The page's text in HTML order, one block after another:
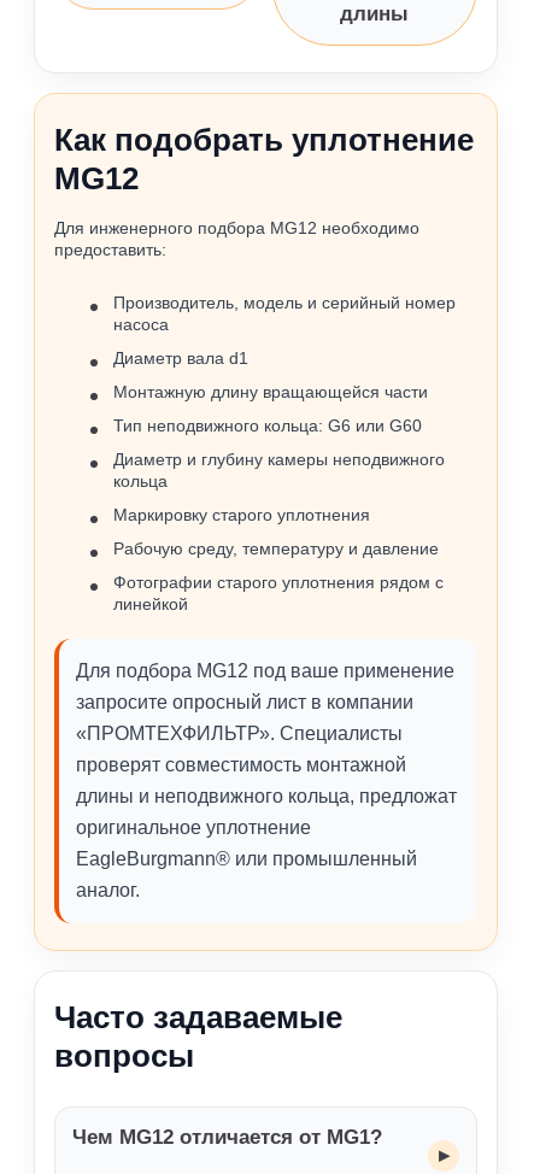
длины
Как подобрать уплотнение
MG12
Для инженерного подбора MG12 необходимо
предоставить:
Производитель, модель и серийный номер
насоса
Диаметр вала d1
Монтажную длину вращающейся части
Тип неподвижного кольца: G6 или G60
Диаметр и глубину камеры неподвижного
кольца
Маркировку старого уплотнения
Рабочую среду, температуру и давление
Фотографии старого уплотнения рядом с
линейкой
Для подбора MG12 под ваше применение
запросите опросный лист в компании
«ПРОМТЕХФИЛЬТР». Специалисты
проверят совместимость монтажной
длины и неподвижного кольца, предложат
оригинальное уплотнение
EagleBurgmann® или промышленный
аналог.
Часто задаваемые
вопросы
Чем MG12 отличается от MG1?
▸